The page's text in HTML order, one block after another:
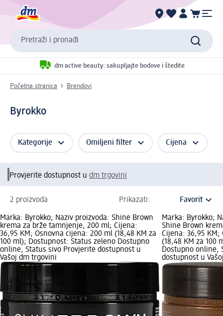
Pretraži i pronađi
dm active beauty: sakupljajte bodove i štedite
Početna stranica Brendovi
Byrokko
Kategorije Omiljeni filter Cijena
Provjerite dostupnost u dm trgovini
2 proizvoda Prikazati:
Marka: Byrokko; Naziv proizvoda: Shine Brown
krema za brže tamnjenje, 200 ml; Cijena:
36,95 KM; Osnovna cijena: 200 ml (18,48 KM za
100 ml); Dostupnost: Status zeleno Dostupno
online, Status sivo Provjerite dostupnost u
Vašoj dm trgovini
Marka: Byrokko;
Shine Brown
Cijena: 36,95
(18,48 KM za 100
Dostupno online,
dostupnost u